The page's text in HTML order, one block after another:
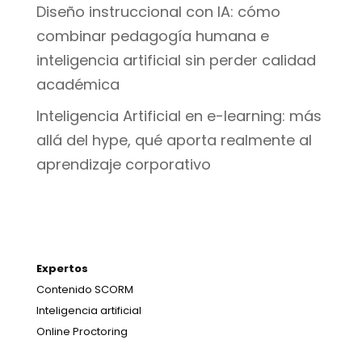
Diseño instruccional con IA: cómo
combinar pedagogía humana e
inteligencia artificial sin perder calidad
académica
Inteligencia Artificial en e-learning: más
allá del hype, qué aporta realmente al
aprendizaje corporativo
Expertos
Contenido SCORM
Inteligencia artificial
Online Proctoring